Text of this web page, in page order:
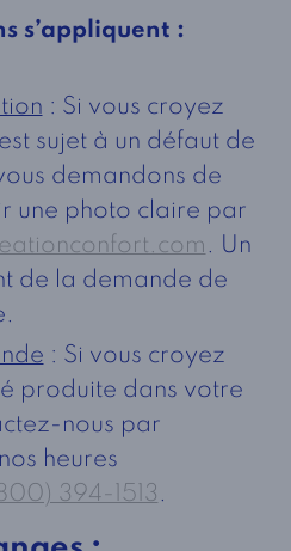
s’appliquent :
: Si vous croyez
sujet à un défaut de
demandons de
une photo claire par
. Un
de la demande de
: Si vous croyez
produite dans votre
nous par
heures
394-1513 .